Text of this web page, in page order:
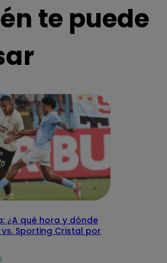
te puede
¿A qué hora y dónde
Sporting Cristal por